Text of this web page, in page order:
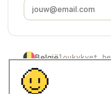
Belgiëloukykvet.be
Česko
Slovensko
Polskaloukykvet.pl
© 2016 →